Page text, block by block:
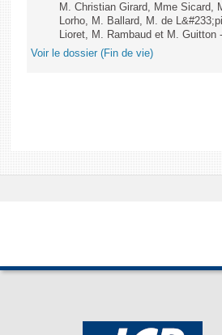
M. Christian Girard, Mme Sicard,
Lorho, M. Ballard, M. de
Lioret, M. Rambaud et M. Guitton
Voir le dossier (Fin de vie)